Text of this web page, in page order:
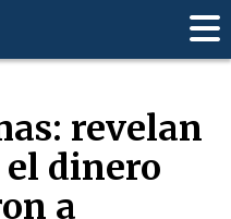
revelan
el dinero
a